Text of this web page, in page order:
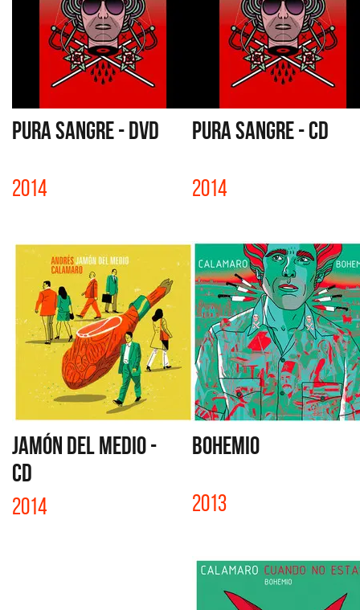
PURA SANGRE - DVD
2014
PURA SANGRE - CD
2014
JAMÓN DEL MEDIO -
CD
2014
BOHEMIO
2013